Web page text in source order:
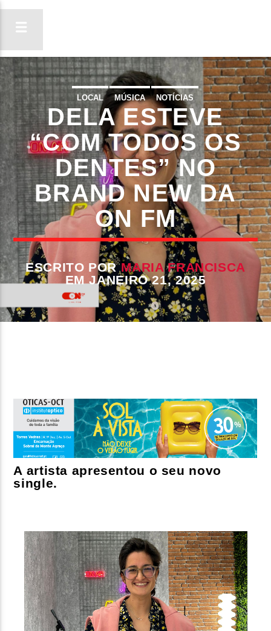
ON FM
LIGA-TE
FAIXA ATUAL
TÍTULO
ON FM
LOCAL MÚSICA NOTÍCIAS
DELA ESTEVE
“COM TODOS OS
DENTES” NO
BRAND NEW DA
ON FM
ESCRITO PORMARIA FRANCISCA
EM JANEIRO 21, 2025
A artista apresentou o seu novo
single.